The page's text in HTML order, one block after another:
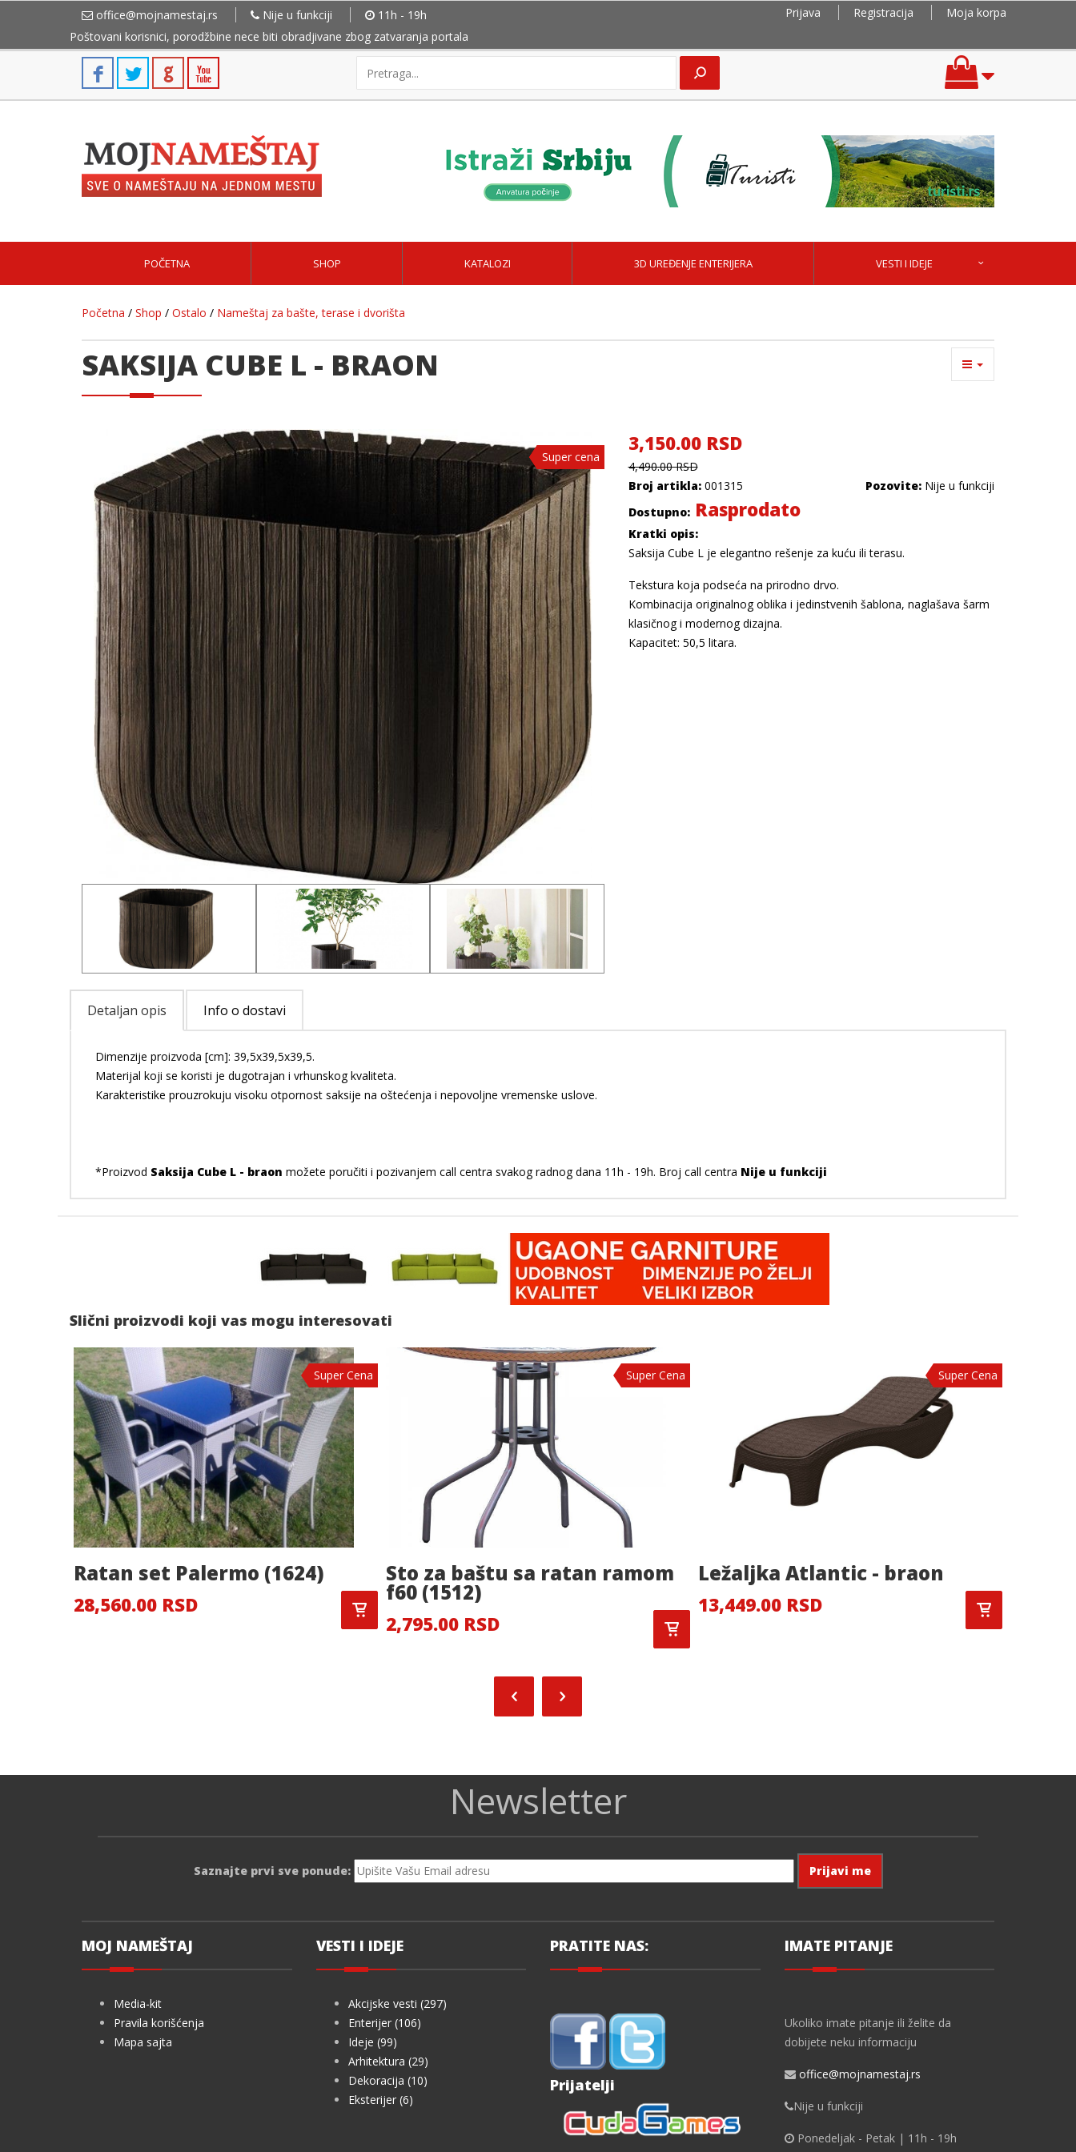
office@mojnamestaj.rs Nije u funkciji 11h - 19h Prijava Registracija
Moja korpa
Poštovani korisnici, porodžbine nece biti obradjivane zbog zatvaranja portala
POČETNA SHOP KATALOZI 3D UREĐENJE ENTERIJERA VESTI I IDEJE
Početna / Shop / Ostalo / Nameštaj za bašte, terase i dvorišta
SAKSIJA CUBE L - BRAON
Super cena
Super cena
Super cena
Super cena
3,150.00 RSD
4,490.00 RSD
Broj artikla:001315 Pozovite: Nije u funkciji
Dostupno:Rasprodato
Kratki opis:
Saksija Cube L je elegantno rešenje za kuću ili terasu.
Tekstura koja podseća na prirodno drvo.
Kombinacija originalnog oblika i jedinstvenih šablona, naglašava šarm
klasičnog i modernog dizajna.
Kapacitet: 50,5 litara.
Detaljan opis Info o dostavi
Dimenzije proizvoda [cm]: 39,5x39,5x39,5.
Materijal koji se koristi je dugotrajan i vrhunskog kvaliteta.
Karakteristike prouzrokuju visoku otpornost saksije na oštećenja i nepovoljne vremenske uslove.
*Proizvod Saksija Cube L - braon možete poručiti i pozivanjem call centra svakog radnog dana 11h - 19h. Broj call centra Nije u funkciji
Slični proizvodi koji vas mogu interesovati
Super Cena
Ratan set Palermo (1624)
28,560.00 RSD
Super Cena
Sto za baštu sa ratan ramom
f60 (1512)
2,795.00 RSD
Super Cena
Ležaljka Atlantic - braon
13,449.00 RSD
Newsletter
Saznajte prvi sve ponude:
MOJ NAMEŠTAJ
Media-kit
Pravila korišćenja
Mapa sajta
VESTI I IDEJE
Akcijske vesti (297)
Enterijer (106)
Ideje (99)
Arhitektura (29)
Dekoracija (10)
Eksterijer (6)
PRATITE NAS:
Prijatelji
IMATE PITANJE
Ukoliko imate pitanje ili želite da
dobijete neku informaciju
office@mojnamestaj.rs
Nije u funkciji
Ponedeljak - Petak | 11h - 19h